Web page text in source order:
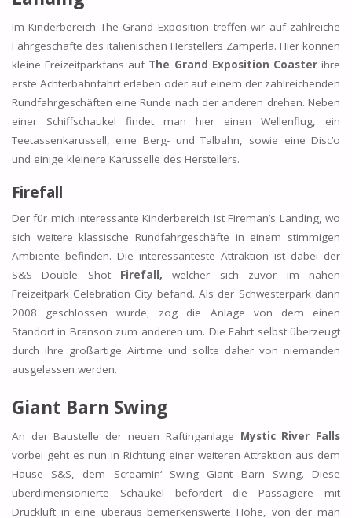
Im Kinderbereich The Grand Exposition treffen wir auf zahlreiche
Fahrgeschäfte des italienischen Herstellers Zamperla. Hier können
kleine Freizeitparkfans auf The Grand Exposition Coasterihre
erste Achterbahnfahrt erleben oder auf einem der zahlreichenden
Rundfahrgeschäften eine Runde nach der anderen drehen. Neben
einer Schiffschaukel findet man hier einen Wellenflug, ein
Teetassenkarussell, eine Berg- und Talbahn, sowie eine Disc’o
und einige kleinere Karusselle des Herstellers.
Firefall
Der für mich interessante Kinderbereich ist Fireman’s Landing, wo
sich weitere klassische Rundfahrgeschäfte in einem stimmigen
Ambiente befinden. Die interessanteste Attraktion ist dabei der
S&S Double Shot Firefall, welcher sich zuvor im nahen
Freizeitpark Celebration City befand. Als der Schwesterpark dann
2008 geschlossen wurde, zog die Anlage von dem einen
Standort in Branson zum anderen um. Die Fahrt selbst überzeugt
durch ihre großartige Airtime und sollte daher von niemanden
ausgelassen werden.
Giant Barn Swing
An der Baustelle der neuen Raftinganlage Mystic River Falls
vorbei geht es nun in Richtung einer weiteren Attraktion aus dem
Hause S&S, dem Screamin‘ Swing Giant Barn Swing. Diese
überdimensionierte Schaukel befördert die Passagiere mit
Druckluft in eine überaus bemerkenswerte Höhe, von der man